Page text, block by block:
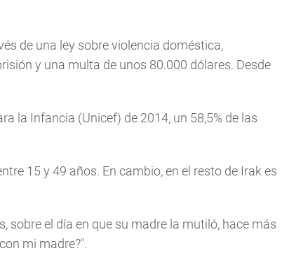
de una ley sobre violencia doméstica,
y una multa de unos 80.000 dólares. Desde
la Infancia (Unicef) de 2014, un 58,5% de las
15 y 49 años. En cambio, en el resto de Irak es
sobre el día en que su madre la mutiló, hace más
mi madre?".